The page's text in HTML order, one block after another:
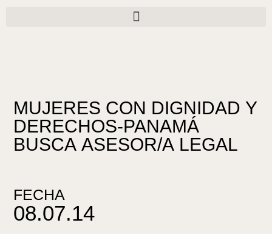
MUJERES CON DIGNIDAD Y
DERECHOS-PANAMÁ
BUSCA ASESOR/A LEGAL
FECHA
08.07.14